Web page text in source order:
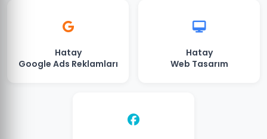
Hatay
Google Ads Reklamları
Hatay
Web Tasarım